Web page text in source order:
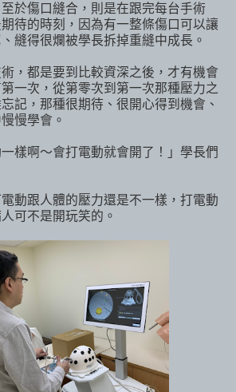
於傷口縫合，則是在跟完每台手術
待的時刻，因為有一整條傷口可以讓
縫得很爛被學長拆掉重縫中成長。
，都是要到比較資深之後，才有機會
一次，從第零次到第一次那種壓力之
記，那種很期待、很開心得到機會、
慢學會。
一樣啊～會打電動就會開了！」學長們
動跟人體的壓力還是不一樣，打電動
可不是開玩笑的。